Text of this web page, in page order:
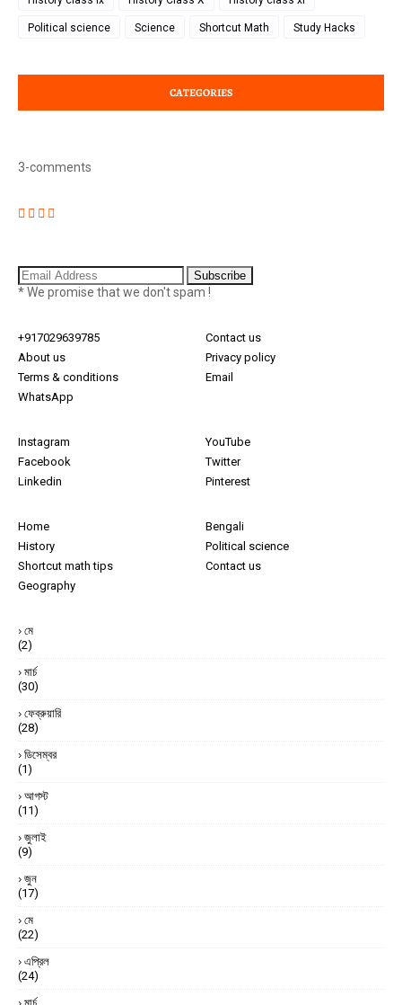
Political science Science Shortcut Math Study Hacks
CATEGORIES
3-comments
* We promise that we don't spam !
+917029639785
Contact us
About us
Privacy policy
Terms & conditions
Email
WhatsApp
Instagram
YouTube
Facebook
Twitter
Linkedin
Pinterest
Home
Bengali
History
Political science
Shortcut math tips
Contact us
Geography
মে
(2)
মার্চ
(30)
ফেব্রুয়ারি
(28)
ডিসেম্বর
(1)
আগস্ট
(11)
জুলাই
(9)
জুন
(17)
মে
(22)
এপ্রিল
(24)